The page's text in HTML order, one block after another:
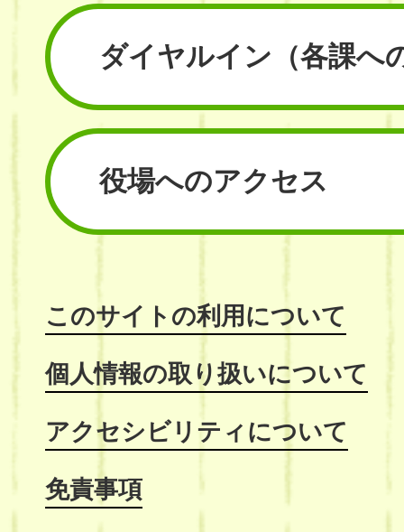
ダイヤルイン （各課へ
役場へのアクセス
このサイトの利用について
個人情報の取り扱いについて
アクセシビリティについて
免責事項